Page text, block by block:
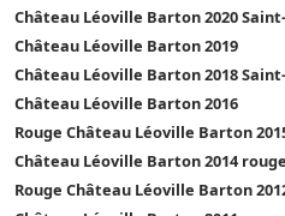
Château Léoville Barton 2020
Château Léoville Barton 2019
Château Léoville Barton 2018
Château Léoville Barton 2016
Rouge Château Léoville Barton
Château Léoville Barton 2014 rouge
Rouge Château Léoville Barton